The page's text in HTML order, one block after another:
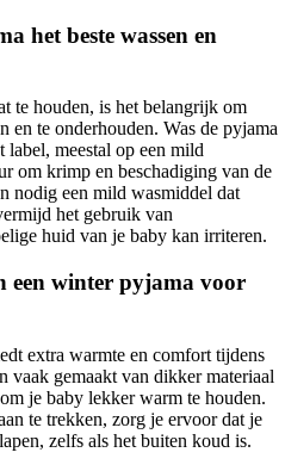
het beste wassen en
te houden, is het belangrijk om
en te onderhouden. Was de pyjama
meestal op een mild
om krimp en beschadiging van de
nodig een mild wasmiddel dat
het gebruik van
huid van je baby kan irriteren.
een winter pyjama voor
extra warmte en comfort tijdens
vaak gemaakt van dikker materiaal
je baby lekker warm te houden.
te trekken, zorg je ervoor dat je
zelfs als het buiten koud is.